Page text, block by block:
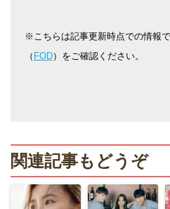
※こちらは記事更新時点での情報
（ FOD）をご確認ください。
関連記事もどうぞ